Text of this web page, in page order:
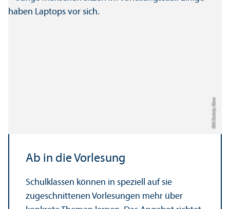
Bild: Szekely, Oana
Ab in die Vorlesung
Schulklassen können in speziell auf sie
zugeschnittenen Vorlesungen mehr über